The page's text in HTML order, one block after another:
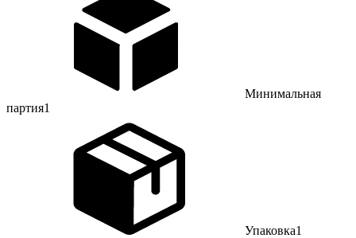
Минимальная
партия1
Упаковка1